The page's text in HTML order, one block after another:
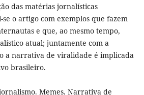
das matérias jornalísticas
o artigo com exemplos que fazem
e que, ao mesmo tempo,
atual; juntamente com a
a narrativa de viralidade é implicada
brasileiro.
Memes. Narrativa de